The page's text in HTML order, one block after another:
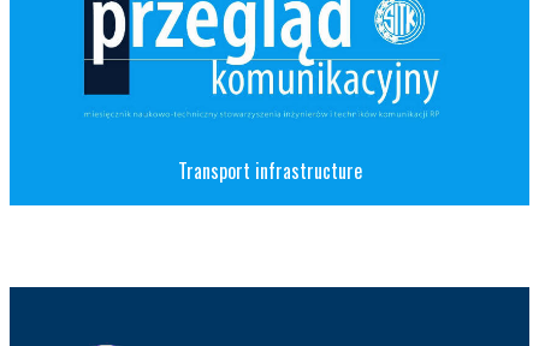
Transport infrastructure